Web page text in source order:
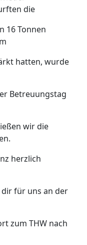
die
16 Tonnen
hatten, wurde
Betreuungstag
wir die
herzlich
für uns an der
zum THW nach